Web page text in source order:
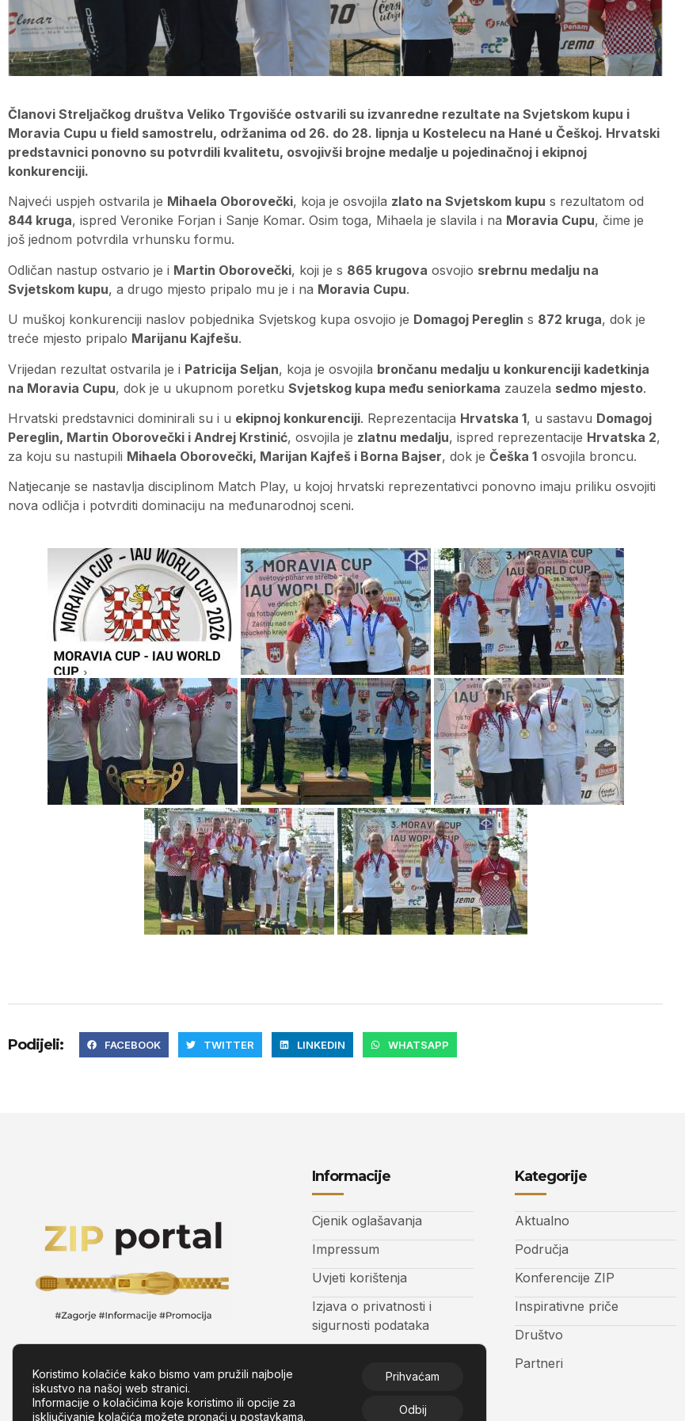
Članovi Streljačkog društva Veliko Trgovišće ostvarili su izvanredne rezultate na Svjetskom kupu i
Moravia Cupu u field samostrelu, održanima od 26. do 28. lipnja u Kostelecu na Hané u Češkoj. Hrvatski
predstavnici ponovno su potvrdili kvalitetu, osvojivši brojne medalje u pojedinačnoj i ekipnoj
konkurenciji.
Najveći uspjeh ostvarila je Mihaela Oborovečki, koja je osvojila zlato na Svjetskom kupu s rezultatom od
844 kruga, ispred Veronike Forjan i Sanje Komar. Osim toga, Mihaela je slavila i na Moravia Cupu, čime je
još jednom potvrdila vrhunsku formu.
Odličan nastup ostvario je i Martin Oborovečki, koji je s 865 krugova osvojio srebrnu medalju na
Svjetskom kupu, a drugo mjesto pripalo mu je i na Moravia Cupu.
U muškoj konkurenciji naslov pobjednika Svjetskog kupa osvojio je Domagoj Pereglin s 872 kruga, dok je
treće mjesto pripalo Marijanu Kajfešu.
Vrijedan rezultat ostvarila je i Patricija Seljan, koja je osvojila brončanu medalju u konkurenciji kadetkinja
na Moravia Cupu, dok je u ukupnom poretku Svjetskog kupa među seniorkama zauzela sedmo mjesto.
Hrvatski predstavnici dominirali su i u ekipnoj konkurenciji. Reprezentacija Hrvatska 1, u sastavu Domagoj
Pereglin, Martin Oborovečki i Andrej Krstinić, osvojila je zlatnu medalju, ispred reprezentacije Hrvatska 2,
za koju su nastupili Mihaela Oborovečki, Marijan Kajfeš i Borna Bajser, dok je Češka 1 osvojila broncu.
Natjecanje se nastavlja disciplinom Match Play, u kojoj hrvatski reprezentativci ponovno imaju priliku osvojiti
nova odličja i potvrditi dominaciju na međunarodnoj sceni.
Podijeli: FACEBOOK TWITTER LINKEDIN WHATSAPP
Informacije
Cjenik oglašavanja
Impressum
Uvjeti korištenja
Izjava o privatnosti i
sigurnosti podataka
Kategorije
Aktualno
Područja
Konferencije ZIP
Inspirativne priče
Društvo
Partneri
Koristimo kolačiće kako bismo vam pružili najbolje
iskustvo na našoj web stranici.
Informacije o kolačićima koje koristimo ili opcije za
isključivanje kolačića možete pronaći u postavkama.
Prihvaćam
Odbij